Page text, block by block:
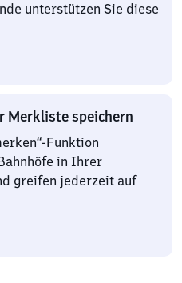
unterstützen Sie diese
Merkliste speichern
Funktion
in Ihrer
greifen jederzeit auf